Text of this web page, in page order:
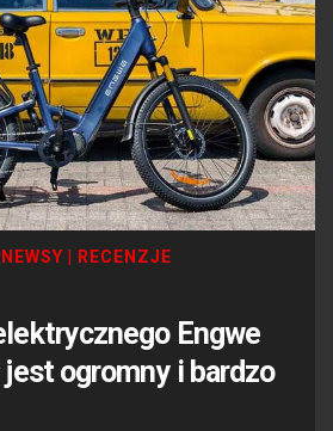
NEWSY
RECENZJE
Engwe
jest ogromny i bardzo